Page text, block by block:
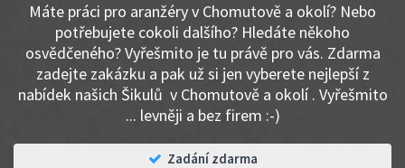
Máte práci pro aranžéry v Chomutově a okolí? Nebo
potřebujete cokoli dalšího? Hledáte někoho
osvědčeného? Vyřešmito je tu právě pro vás. Zdarma
zadejte zakázku a pak už si jen vyberete nejlepší z
nabídek našich Šikulů v Chomutově a okolí . Vyřešmito
... levněji a bez firem :-)
Zadání zdarma